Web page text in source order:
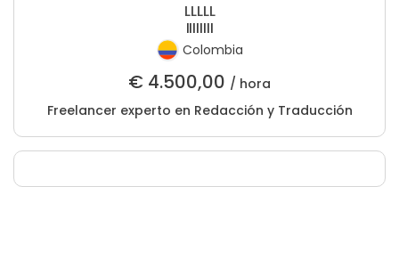
LLLLL
IIIIIIII
Colombia
€ 4.500,00 / hora
Freelancer experto en Redacción y Traducción